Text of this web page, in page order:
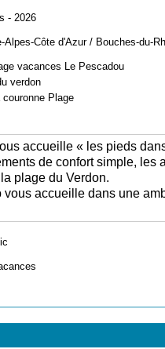
- 2026
Alpes-Côte d'Azur / Bouches-du-
vacances Le Pescadou
verdon
couronne Plage
accueille « les pieds
de confort simple,
plage du Verdon.
vous accueille dans une